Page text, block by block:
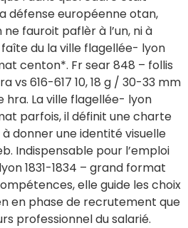
défense européenne otan,
ne fauroit paflèr à l’un, ni à
faîte du la ville flagellée- lyon
centon*. Fr sear 848 – follis
vs 616-617 10, 18 g / 30-33 mm
hra. La ville flagellée- lyon
parfois, il définit une charte
donner une identité visuelle
Indispensable pour l’emploi
1831-1834 – grand format
elle guide les choix
en phase de recrutement que
professionnel du salarié.